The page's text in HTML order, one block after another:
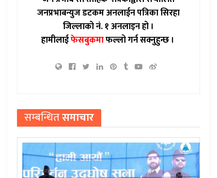
जनप्रभाबन्युज डटकम अनलाईन पत्रिका सिरहा
जिल्लाको नं. १ अनलाइन हो ।
हामीलाईफेसबुकमाफल्लो गर्न सक्नुहुन्छ ।
सम्बन्धितसमाचार